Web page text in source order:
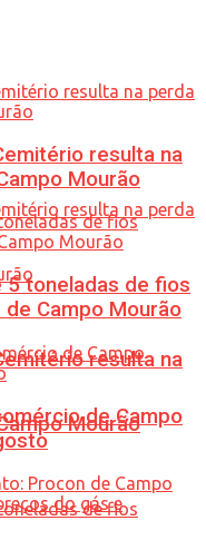
resulta na
Mourão
resulta na
Mourão
toneladas de fios
Campo Mourão
de Campo